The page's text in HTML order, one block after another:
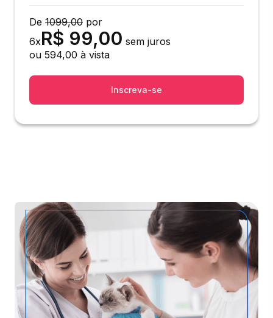
De 1099,00 por
6xR$ 99,00 sem juros
ou 594,00 à vista
Inscreva-se